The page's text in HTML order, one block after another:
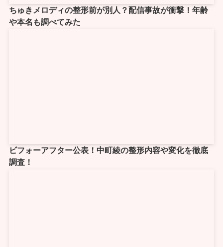
ちゅきメロディの整形前が別人？配信事故が衝撃！年齢
や本名も調べてみた
ビフォーアフター公表！中町綾の整形内容や変化を徹底
調査！